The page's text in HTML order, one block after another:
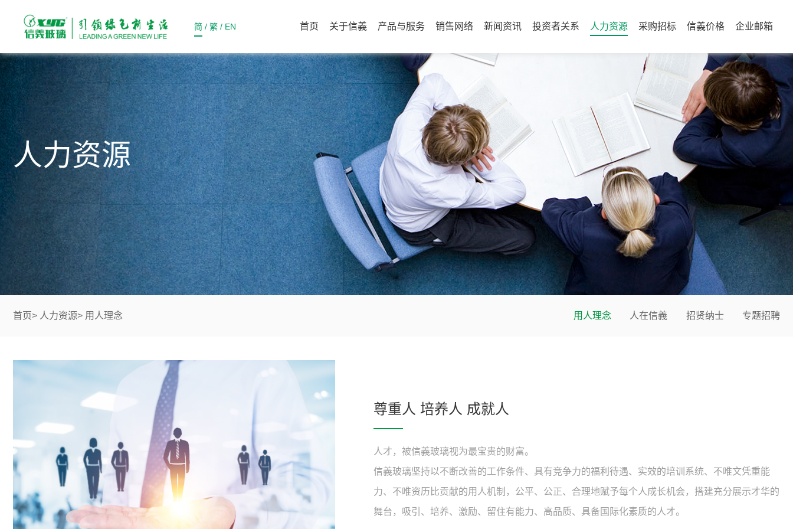
简 /繁 / EN 首页 关于信義 产品与服务 销售网络 新闻资讯 投资者关系 人力资源 采购招标 信義价格 企业邮箱
人力资源
首页> 人力资源> 用人理念 用人理念 人在信義 招贤纳士 专题招聘
尊重人 培养人 成就人
人才，被信義玻璃视为最宝贵的财富。
信義玻璃坚持以不断改善的工作条件、具有竞争力的福利待遇、实效的培训系统、不唯文凭重能
力、不唯资历比贡献的用人机制，公平、公正、合理地赋予每个人成长机会，搭建充分展示才华的
舞台，吸引、培养、激励、留住有能力、高品质、具备国际化素质的人才。